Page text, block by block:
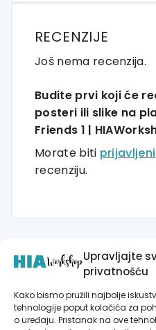
Upravljajte
privatnošću
Kako bismo pružili najbolje
tehnologije poput kolačića za
o uređaju. Pristanak na ove
RECENZIJE
Još nema recenzija.
Budite prvi koji će
posteri ili slike na
Friends 1 |
Morate biti prijavljeni
recenziju.
Povezani proizvodi